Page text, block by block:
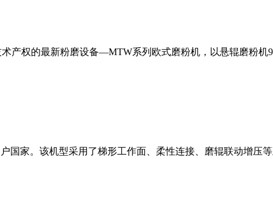
产权的最新粉磨设备—MTW系列欧式磨粉机，以悬辊磨粉机
家。该机型采用了梯形工作面、柔性连接、磨辊联动增压